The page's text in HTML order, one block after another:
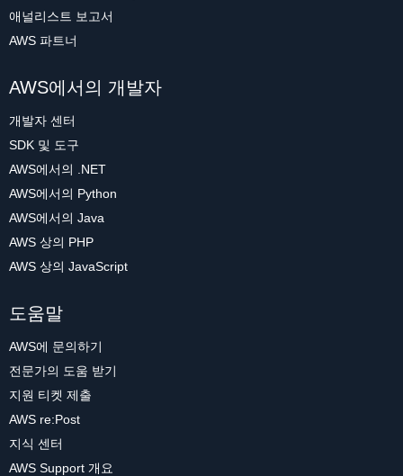
애널리스트 보고서
AWS 파트너
AWS에서의 개발자
개발자 센터
SDK 및 도구
AWS에서의 .NET
AWS에서의 Python
AWS에서의 Java
AWS 상의 PHP
AWS 상의 JavaScript
도움말
AWS에 문의하기
전문가의 도움 받기
지원 티켓 제출
AWS re:Post
지식 센터
AWS Support 개요